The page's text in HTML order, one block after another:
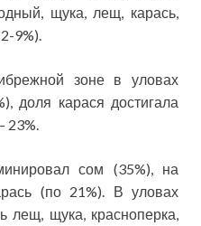
щука, лещ, карась,
9%).
зоне в уловах
доля карася достигала
23%.
сом (35%), на
(по 21%). В уловах
лещ, щука, красноперка,